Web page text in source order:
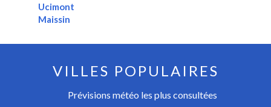
Ucimont
Maissin
VILLES POPULAIRES
Prévisions météo les plus consultées